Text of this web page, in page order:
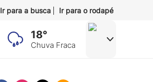
Ir para a busca Ir para o rodapé
18°
Chuva Fraca